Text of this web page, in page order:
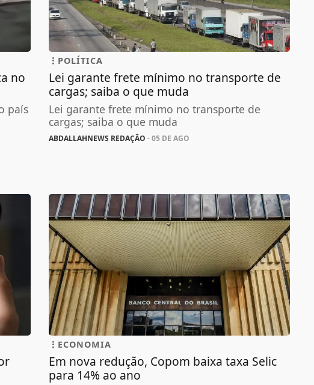
no
país
POLÍTICA
Lei garante frete mínimo no transporte de
cargas; saiba o que muda
Lei garante frete mínimo no transporte de
cargas; saiba o que muda
ABDALLAHNEWS REDAÇÃO - 05 DE AGO
ECONOMIA
Em nova redução, Copom baixa taxa Selic
para 14% ao ano